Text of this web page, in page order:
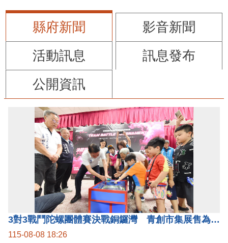
縣府新聞
影音新聞
活動訊息
訊息發布
公開資訊
3對3戰鬥陀螺團體賽決戰銅鑼灣 青創市集展售為父親節增添繽紛
115-08-08 18:26